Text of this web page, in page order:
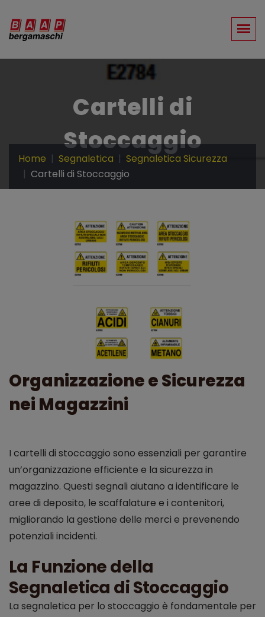
Cartelli di
Stoccaggio
Home Segnaletica
Segnaletica Sicurezza
Cartelli di Stoccaggio
Organizzazione e Sicurezza
nei Magazzini
I cartelli di stoccaggio sono essenziali per garantire
un’organizzazione efficiente e la sicurezza in
magazzino. Questi segnali aiutano a identificare le
aree di deposito, le scaffalature e i contenitori,
migliorando la gestione delle merci e prevenendo
potenziali incidenti.
La Funzione della
Segnaletica di Stoccaggio
La segnaletica per lo stoccaggio è fondamentale per